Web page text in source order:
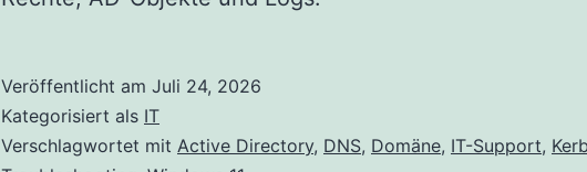
Veröffentlicht am Juli 24, 2026
Kategorisiert als IT
Verschlagwortet mit Active Directory, DNS, Domäne, IT-Support,